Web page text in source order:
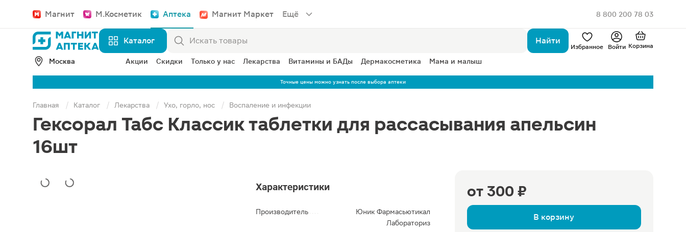
Магнит М.Косметик Аптека Магнит Маркет Ещё 8 800 200 78 03
Каталог Найти
Избранное Войти Корзина
Москва Акции Скидки Только у нас Лекарства Витамины и БАДы Дермакосметика Мама и малыш
Точные цены можно узнать после выбора аптеки
Главная Каталог Лекарства Ухо, горло, нос Воспаление и инфекции
Гексорал Табс Классик таблетки для рассасывания апельсин
16шт
от 300 ₽
В корзину
Характеристики
Производитель
Юник Фармасьютикал
Лабораториз